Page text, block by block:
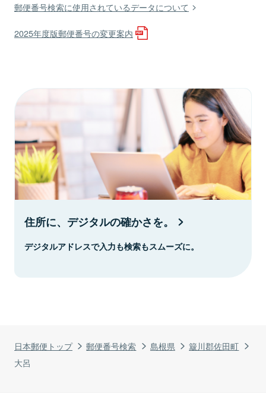
日本郵便トップ 郵便番号検索 島根県
簸川郡佐田町
大呂
郵便番号検索に使用されているデータについて
2025年度版郵便番号の変更案内
住所に、デジタルの確かさを。
デジタルアドレスで入力も検索もスムーズに。